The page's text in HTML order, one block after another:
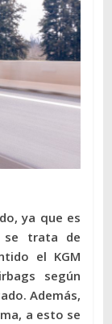
ya que es
se trata de
el KGM
según
Además,
a esto se